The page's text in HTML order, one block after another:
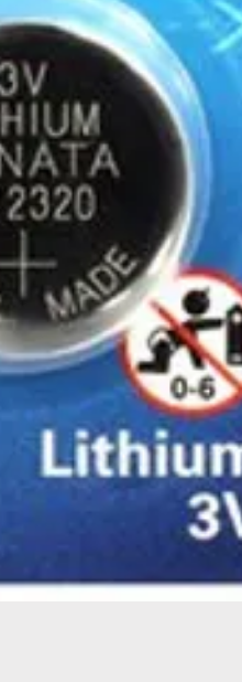
ποιότητας μπαταρία.
επωφεληθείτε από τις
βιομηχανική και
από MicroKiel 6V 3.4Ah
μεταφορικών, θα
της παραγγελίας σας η